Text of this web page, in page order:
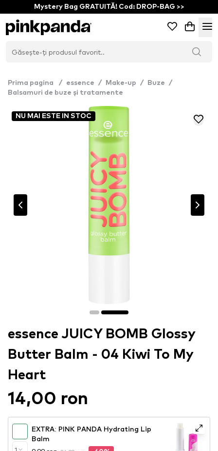
Mystery Bag GRATUITĂ! Cod: DROP-BAG >>
Prima pagina / essence / Make-up / Buze
/
Balsamuri de buze și tratamente
NU MAI ESTE IN STOC
essence JUICY BOMB Glossy
Butter Balm - 04 Kiwi To My
Heart
14,00 ron
EXTRA: PINK PANDA Hydrating Lip
Balm